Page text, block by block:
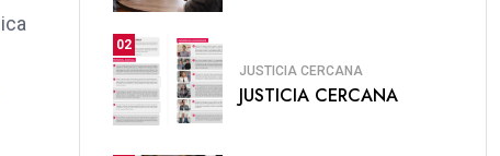
02
JUSTICIA CERCANA
JUSTICIA CERCANA